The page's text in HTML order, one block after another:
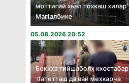
моттигий хьал тохкаш хилар
Магӏалбике
05.08.2026 20:52
Боккха тийшаболх кхостабар
тӏатетташ да вай мехкарча